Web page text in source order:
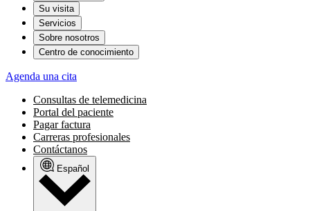
Su visita
Servicios
Sobre nosotros
Centro de conocimiento
Agenda una cita
Consultas de telemedicina
Portal del paciente
Pagar factura
Carreras profesionales
Contáctanos
Español